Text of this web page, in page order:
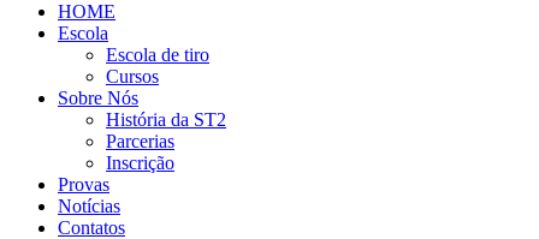
HOME
Escola
Escola de tiro
Cursos
Sobre Nós
História da ST2
Parcerias
Inscrição
Provas
Notícias
Contatos